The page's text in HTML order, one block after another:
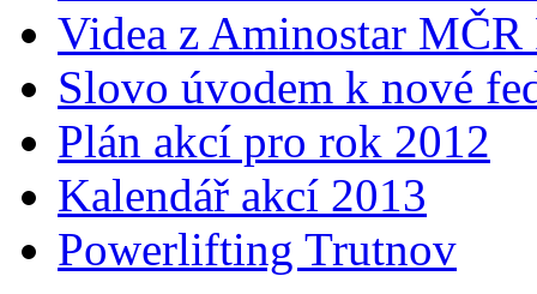
Videa z Aminostar MČR
Slovo úvodem k nové
Plán akcí pro rok 2012
Kalendář akcí 2013
Powerlifting Trutnov